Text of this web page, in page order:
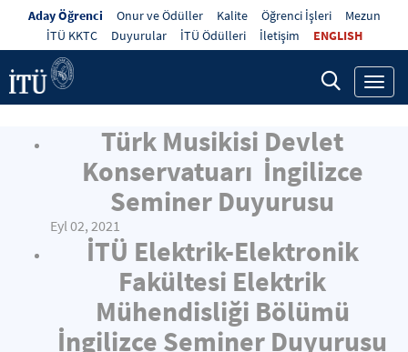
Aday Öğrenci Onur ve Ödüller Kalite Öğrenci İşleri
Mezun
İTÜ KKTC
Duyurular İTÜ Ödülleri İletişim ENGLISH
Türk Musikisi Devlet
Konservatuarı İngilizce
Seminer Duyurusu
Eyl 02, 2021
İTÜ Elektrik-Elektronik
Fakültesi Elektrik
Mühendisliği Bölümü
İngilizce Seminer Duyurusu